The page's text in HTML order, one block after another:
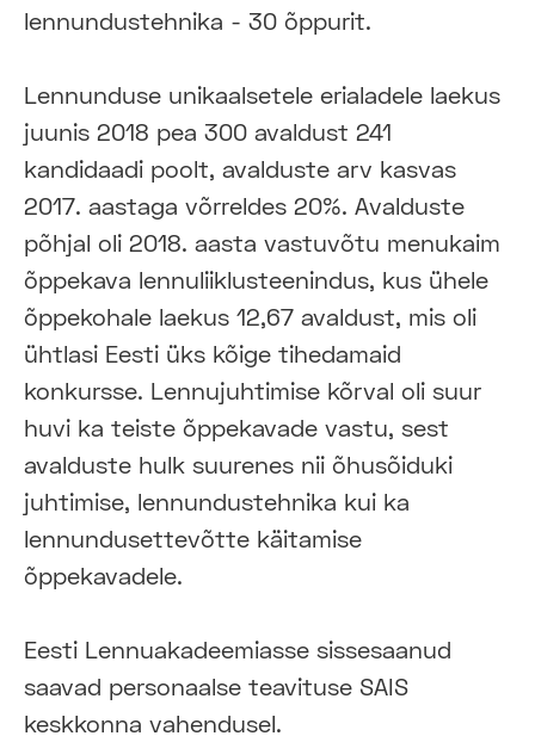
lennundustehnika - 30 õppurit.
Lennunduse unikaalsetele erialadele laekus
juunis 2018 pea 300 avaldust 241
kandidaadi poolt, avalduste arv kasvas
2017. aastaga võrreldes 20%. Avalduste
põhjal oli 2018. aasta vastuvõtu menukaim
õppekava lennuliiklusteenindus, kus ühele
õppekohale laekus 12,67 avaldust, mis oli
ühtlasi Eesti üks kõige tihedamaid
konkursse. Lennujuhtimise kõrval oli suur
huvi ka teiste õppekavade vastu, sest
avalduste hulk suurenes nii õhusõiduki
juhtimise, lennundustehnika kui ka
lennundusettevõtte käitamise
õppekavadele.
Eesti Lennuakadeemiasse sissesaanud
saavad personaalse teavituse SAIS
keskkonna vahendusel.